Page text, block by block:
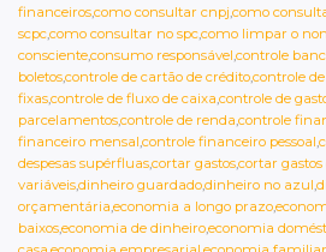
financeiros,como consultar cnpj,como
scpc,como consultar no spc,como limpar o
consciente,consumo responsável,controle
boletos,controle de cartão de crédito,controle
fixas,controle de fluxo de caixa,controle de
parcelamentos,controle de renda,controle
financeiro mensal,controle financeiro pessoal,
despesas supérfluas,cortar gastos,cortar gastos
variáveis,dinheiro guardado,dinheiro no azul,
orçamentária,economia a longo prazo,
baixos,economia de dinheiro,economia